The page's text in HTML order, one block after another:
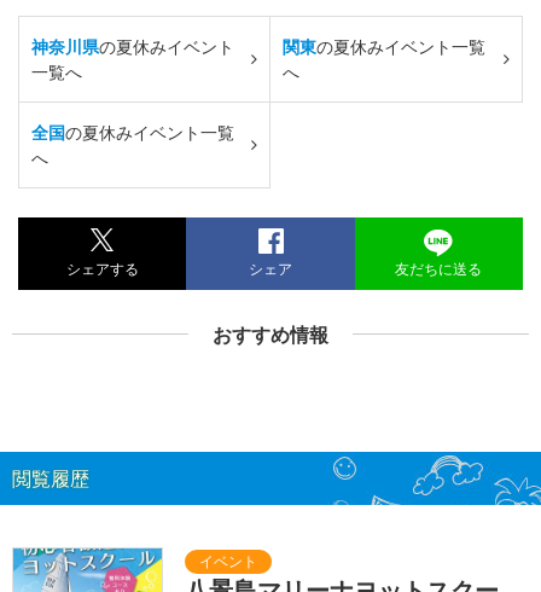
神奈川県の夏休みイベント
一覧へ
関東の夏休みイベント一覧
へ
全国の夏休みイベント一覧
へ
シェアする シェア 友だちに送る
おすすめ情報
閲覧履歴